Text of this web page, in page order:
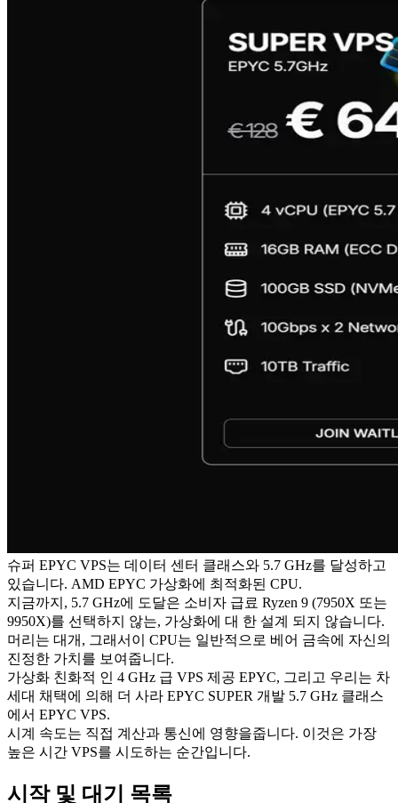
슈퍼 EPYC VPS는 데이터 센터 클래스와 5.7 GHz를 달성하고
있습니다. AMD EPYC 가상화에 최적화된 CPU.
지금까지, 5.7 GHz에 도달은 소비자 급료 Ryzen 9 (7950X 또는
9950X)를 선택하지 않는, 가상화에 대 한 설계 되지 않습니다.
머리는 대개, 그래서이 CPU는 일반적으로 베어 금속에 자신의
진정한 가치를 보여줍니다.
가상화 친화적 인 4 GHz 급 VPS 제공 EPYC, 그리고 우리는 차
세대 채택에 의해 더 사라 EPYC SUPER 개발 5.7 GHz 클래스
에서 EPYC VPS.
시계 속도는 직접 계산과 통신에 영향을줍니다. 이것은 가장
높은 시간 VPS를 시도하는 순간입니다.
시작 및 대기 목록